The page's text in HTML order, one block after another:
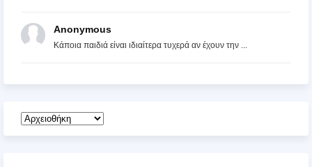
Anonymous
Κάποια παιδιά είναι ιδιαίτερα τυχερά αν έχουν την ...